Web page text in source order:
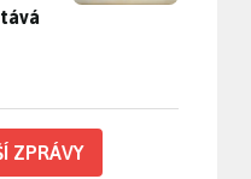
ZPRÁVY